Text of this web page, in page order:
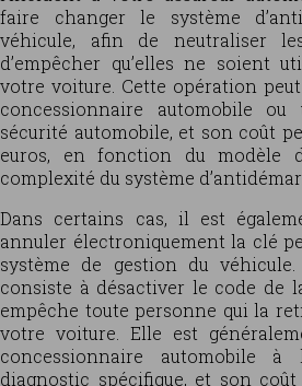
faire changer le système
véhicule, afin de neutraliser
d’empêcher qu’elles ne soient
votre voiture. Cette opération
concessionnaire automobile
sécurité automobile, et son coût
euros, en fonction du modèle
complexité du système
Dans certains cas, il est
annuler électroniquement la clé
système de gestion du
consiste à désactiver le code de
empêche toute personne qui la
votre voiture. Elle est
concessionnaire automobile à
diagnostic spécifique, et son